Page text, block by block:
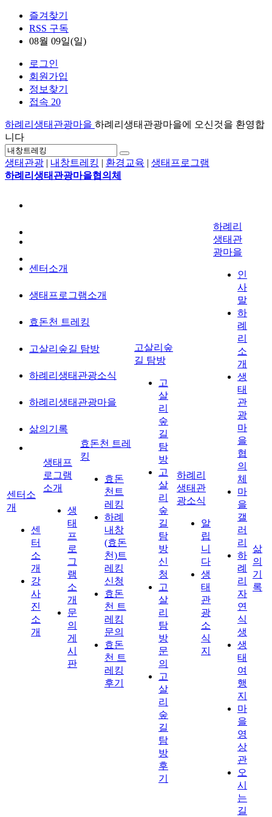
즐겨찾기
RSS 구독
08월 09일(일)
로그인
회원가입
정보찾기
접속 20
하례리생태관광마을 하례리생태관광마을에 오신것을 환영합
니다
생태관광 | 내창트레킹 | 환경교육 | 생태프로그램
하례리생태관광마을협의체
센터소개
생태프로그램소개
효돈천 트레킹
고살리숲길 탐방
하례리생태관광소식
하례리생태관광마을
삶의기록
센터소
개
센
터
소
개
강
사
진
소
개
생태프
로그램
소개
생
태
프
로
그
램
소
개
문
의
게
시
판
효돈천 트레
킹
효돈
천트
레킹
하례
내창
(효돈
천)트
레킹
신청
효돈
천 트
레킹
문의
효돈
천 트
레킹
후기
고살리숲
길 탐방
고
살
리
숲
길
탐
방
고
살
리
숲
길
탐
방
신
청
고
살
리
탐
방
문
의
고
살
리
숲
길
탐
방
후
기
하례리
생태관
광소식
알
립
니
다
생
태
관
광
소
식
지
하례리
생태관
광마을
인
사
말
하
례
리
소
개
생
태
관
광
마
을
협
의
체
마
을
갤
러
리
하
례
리
자
연
식
생
생
태
여
행
지
마
을
영
상
관
오
시
는
길
삶
의
기
록